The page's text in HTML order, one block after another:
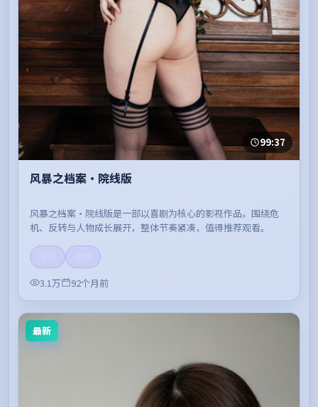
99:37
风暴之档案·院线版
风暴之档案·院线版是一部以喜剧为核心的影视作品，围绕危
机、反转与人物成长展开，整体节奏紧凑，值得推荐观看。
3.1万
92个月前
最新